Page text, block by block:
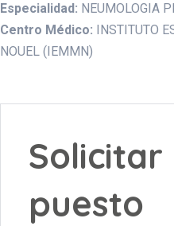
Especialidad: NEUMOLOGIA
Centro Médico: INSTITUTO
NOUEL (IEMMN)
Solicitar
puesto